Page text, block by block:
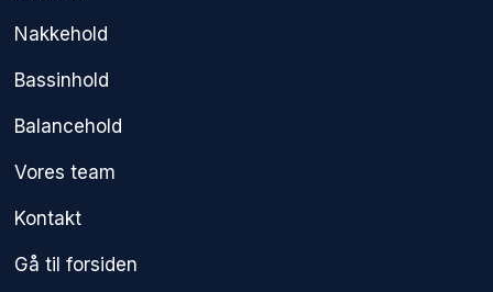
Nakkehold
Bassinhold
Balancehold
Vores team
Kontakt
Gå til forsiden